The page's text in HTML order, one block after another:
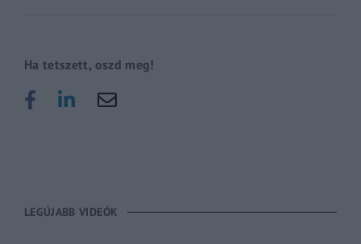
Ha tetszett, oszd meg!
LEGÚJABB VIDEÓK